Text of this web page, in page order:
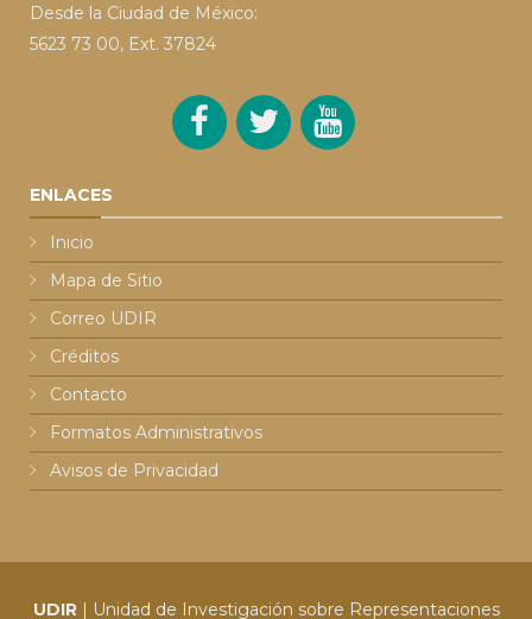
Desde la Ciudad de México:
5623 73 00, Ext. 37824
ENLACES
Inicio
Mapa de Sitio
Correo UDIR
Créditos
Contacto
Formatos Administrativos
Avisos de Privacidad
UDIR| Unidad de Investigación sobre Representaciones